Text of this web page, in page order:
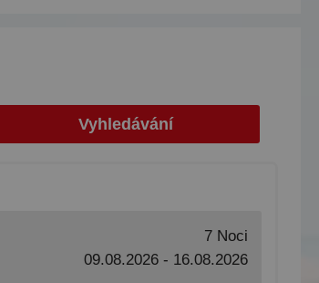
Vyhledávání
7 Noci
09.08.2026 - 16.08.2026